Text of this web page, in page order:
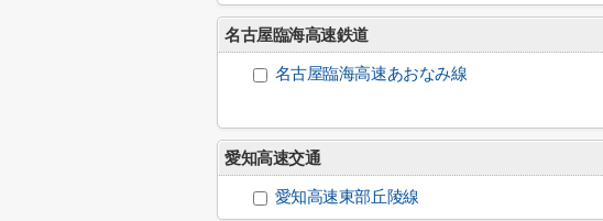
名古屋臨海高速鉄道
名古屋臨海高速あおなみ線
愛知高速交通
愛知高速東部丘陵線